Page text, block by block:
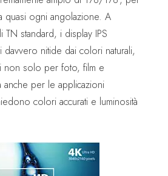
quasi ogni angolazione. A
standard, i display IPS
davvero nitide dai colori naturali,
non solo per foto, film e
anche per le applicazioni
colori accurati e luminosità